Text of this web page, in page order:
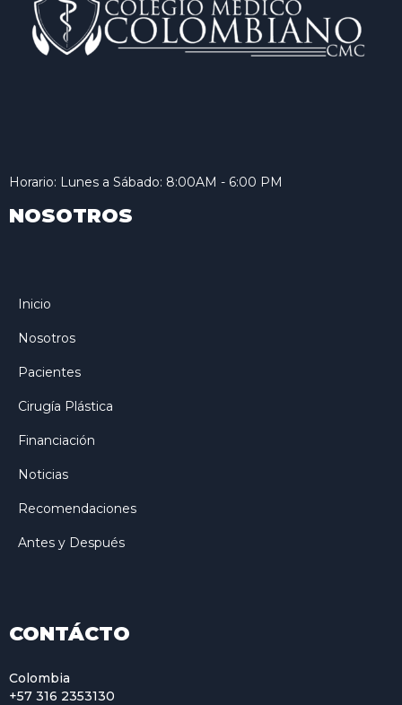
Horario: Lunes a Sábado: 8:00AM - 6:00 PM
NOSOTROS
Inicio
Nosotros
Pacientes
Cirugía Plástica
Financiación
Noticias
Recomendaciones
Antes y Después
CONTÁCTO
Colombia
+57 316 2353130